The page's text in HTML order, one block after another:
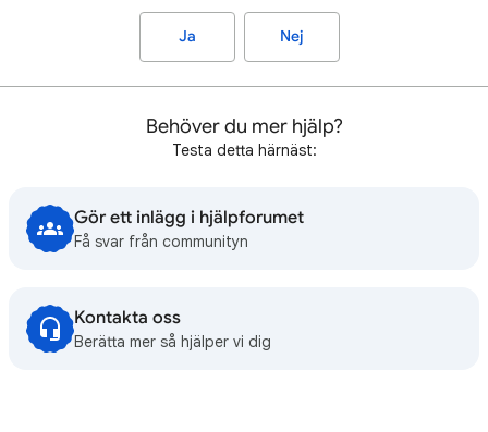
Ja Nej
Behöver du mer hjälp?
Testa detta härnäst:
Gör ett inlägg i hjälpforumet
Få svar från communityn
Kontakta oss
Berätta mer så hjälper vi dig